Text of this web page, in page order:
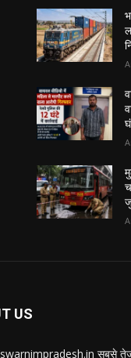
US
सबसे तेजी